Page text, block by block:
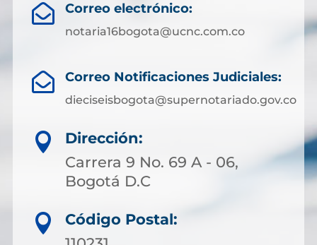
 Correo electrónico:
notaria16bogota@ucnc.com.co
 Correo Notificaciones Judiciales:
dieciseisbogota@supernotariado.gov.co

Dirección:
Carrera 9 No. 69 A - 06,
Bogotá D.C

Código Postal: